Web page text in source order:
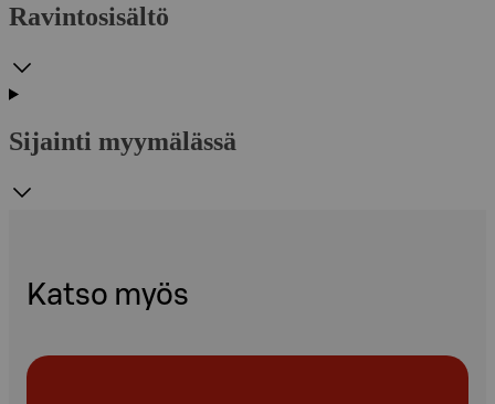
Ravintosisältö
Sijainti myymälässä
Katso myös